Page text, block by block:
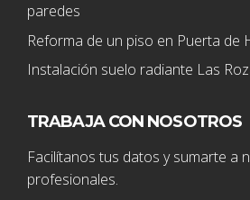
paredes
Reforma de un piso en Puerta de
Instalación suelo radiante Las
TRABAJA CON NOSOTROS
Facilítanos tus datos y sumarte a
profesionales.